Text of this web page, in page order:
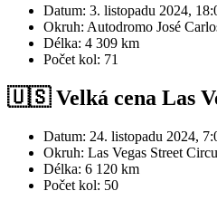
Datum: 3. listopadu 2024,
Okruh: Autodromo José
Délka: 4 309 km
Počet kol: 71
🇺🇸 Velká cena Las
Datum: 24. listopadu 2024,
Okruh: Las Vegas Street
Délka: 6 120 km
Počet kol: 50